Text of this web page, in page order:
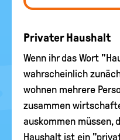
Privater Haushalt
Wenn ihr das Wort
wahrscheinlich
wohnen mehrere
zusammen
auskommen müssen,
Haushalt ist ein